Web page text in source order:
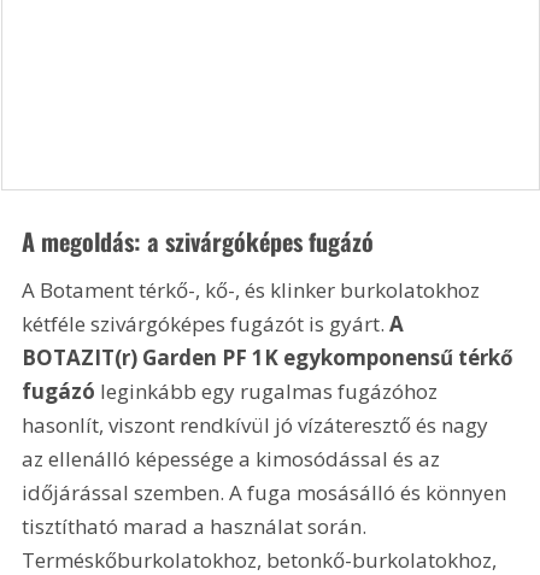
A megoldás: a szivárgóképes fugázó
A Botament térkő-, kő-, és klinker burkolatokhoz
kétféle szivárgóképes fugázót is gyárt. A
BOTAZIT(r) Garden PF 1K egykomponensű térkő
fugázó leginkább egy rugalmas fugázóhoz
hasonlít, viszont rendkívül jó vízáteresztő és nagy
az ellenálló képessége a kimosódással és az
időjárással szemben. A fuga mosásálló és könnyen
tisztítható marad a használat során.
Terméskőburkolatokhoz, betonkő-burkolatokhoz,